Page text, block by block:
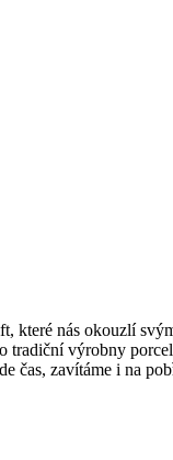
které nás okouzlí
tradiční výrobny
čas, zavítáme i na